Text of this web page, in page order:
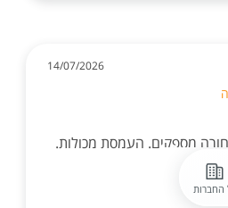
14/07/2026
מספקים. העמסת מכולות.
החברות